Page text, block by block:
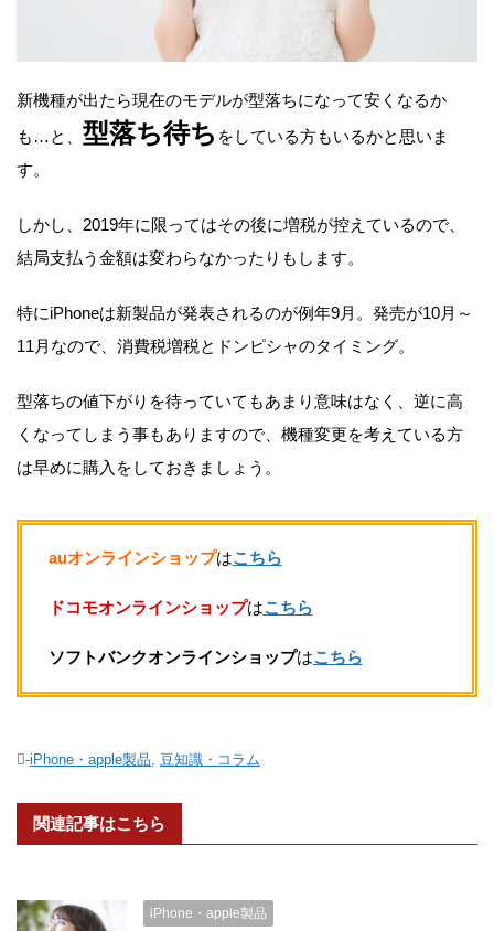
新機種が出たら現在のモデルが型落ちになって安くなるか
も…と、 型落ち待ち をしている方もいるかと思いま
す。
しかし、2019年に限ってはその後に増税が控えているので、
結局支払う金額は変わらなかったりもします。
特にiPhoneは新製品が発表されるのが例年9月。発売が10月～
11月なので、消費税増税とドンピシャのタイミング。
型落ちの値下がりを待っていてもあまり意味はなく、逆に高
くなってしまう事もありますので、機種変更を考えている方
は早めに購入をしておきましょう。
auオンラインショップはこちら
ドコモオンラインショップはこちら
ソフトバンクオンラインショップはこちら
-iPhone・apple製品 豆知識・コラム
関連記事はこちら
iPhone・apple製品